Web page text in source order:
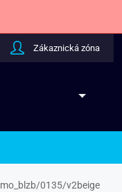
Zákaznická zóna
mo_blzb/0135/v2beige